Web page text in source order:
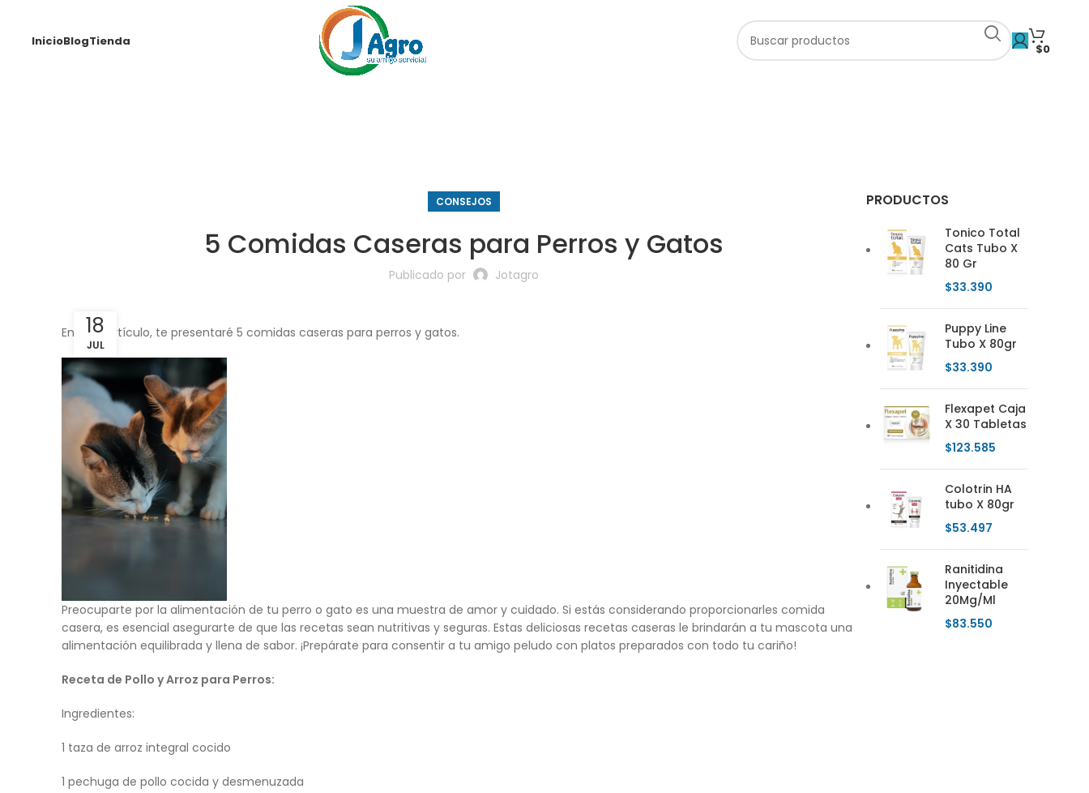
InicioBlogTienda
$0
CONSEJOS
5 Comidas Caseras para Perros y Gatos
Publicado por Jotagro
18
JUL
En este artículo, te presentaré 5 comidas caseras para perros y gatos.
Preocuparte por la alimentación de tu perro o gato es una muestra de amor y cuidado. Si estás considerando proporcionarles comida
casera, es esencial asegurarte de que las recetas sean nutritivas y seguras. Estas deliciosas recetas caseras le brindarán a tu mascota una
alimentación equilibrada y llena de sabor. ¡Prepárate para consentir a tu amigo peludo con platos preparados con todo tu cariño!
Receta de Pollo y Arroz para Perros:
Ingredientes:
1 taza de arroz integral cocido
1 pechuga de pollo cocida y desmenuzada
PRODUCTOS
Tonico Total
Cats Tubo X
80 Gr
$33.390
Puppy Line
Tubo X 80gr
$33.390
Flexapet Caja
X 30 Tabletas
$123.585
Colotrin HA
tubo X 80gr
$53.497
Ranitidina
Inyectable
20Mg/Ml
$83.550